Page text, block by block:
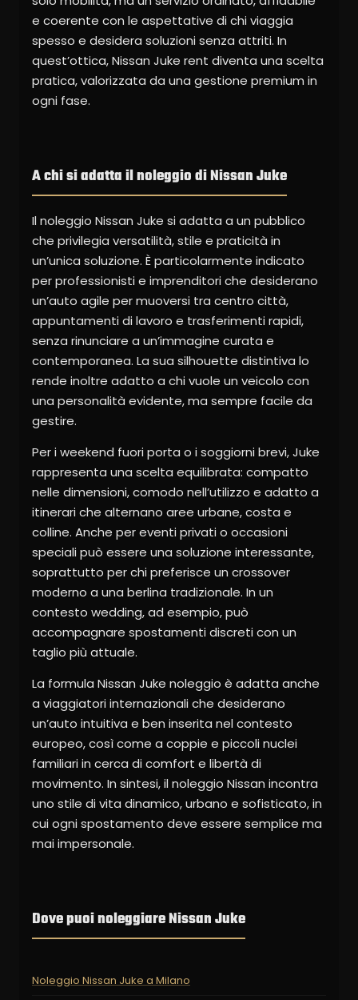
e coerente con le aspettative di chi viaggia
spesso e desidera soluzioni senza attriti. In
quest’ottica, Nissan Juke rent diventa una scelta
pratica, valorizzata da una gestione premium in
ogni fase.
A chi si adatta il noleggio di Nissan Juke
Il noleggio Nissan Juke si adatta a un pubblico
che privilegia versatilità, stile e praticità in
un’unica soluzione. È particolarmente indicato
per professionisti e imprenditori che desiderano
un’auto agile per muoversi tra centro città,
appuntamenti di lavoro e trasferimenti rapidi,
senza rinunciare a un’immagine curata e
contemporanea. La sua silhouette distintiva lo
rende inoltre adatto a chi vuole un veicolo con
una personalità evidente, ma sempre facile da
gestire.
Per i weekend fuori porta o i soggiorni brevi, Juke
rappresenta una scelta equilibrata: compatto
nelle dimensioni, comodo nell’utilizzo e adatto a
itinerari che alternano aree urbane, costa e
colline. Anche per eventi privati o occasioni
speciali può essere una soluzione interessante,
soprattutto per chi preferisce un crossover
moderno a una berlina tradizionale. In un
contesto wedding, ad esempio, può
accompagnare spostamenti discreti con un
taglio più attuale.
La formula Nissan Juke noleggio è adatta anche
a viaggiatori internazionali che desiderano
un’auto intuitiva e ben inserita nel contesto
europeo, così come a coppie e piccoli nuclei
familiari in cerca di comfort e libertà di
movimento. In sintesi, il noleggio Nissan incontra
uno stile di vita dinamico, urbano e sofisticato, in
cui ogni spostamento deve essere semplice ma
mai impersonale.
Dove puoi noleggiare Nissan Juke
Noleggio Nissan Juke a Milano